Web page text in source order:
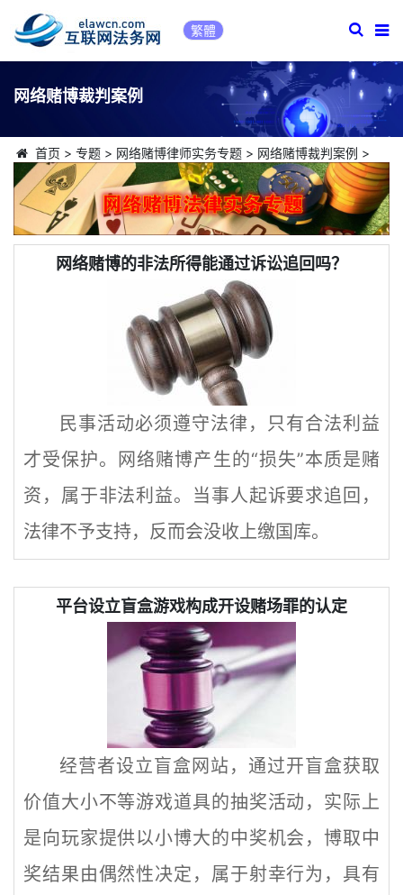
繁體
网络赌博裁判案例
首页 > 专题> 网络赌博律师实务专题> 网络赌博裁判案例 >
网络赌博的非法所得能通过诉讼追回吗？
民事活动必须遵守法律，只有合法利益
才受保护。网络赌博产生的“损失”本质是赌
资，属于非法利益。当事人起诉要求追回，
法律不予支持，反而会没收上缴国库。
平台设立盲盒游戏构成开设赌场罪的认定
经营者设立盲盒网站，通过开盲盒获取
价值大小不等游戏道具的抽奖活动，实际上
是向玩家提供以小博大的中奖机会，博取中
奖结果由偶然性决定，属于射幸行为，具有